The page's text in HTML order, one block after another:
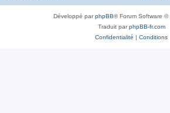
Développé parphpBB® Forum Software ©
Traduit parphpBB-fr.com
Confidentialité | Conditions